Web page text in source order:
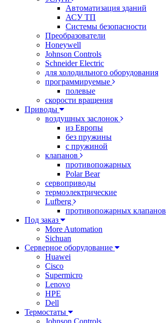
Автоматизация зданий
АСУ ТП
Системы безопасности
Преобразователи
Honeywell
Johnson Controls
Schneider Electric
для холодильного оборудования
программируемые
полевые
скорости вращения
Приводы
воздушных заслонок
из Европы
без пружины
с пружиной
клапанов
противопожарных
Polar Bear
сервоприводы
термоэлектрические
Lufberg
противопожарных клапанов
Под заказ
More Automation
Sichuan
Серверное оборудование
Huawei
Cisco
Supermicro
Lenovo
HPE
Dell
Термостаты
Johnson Controls